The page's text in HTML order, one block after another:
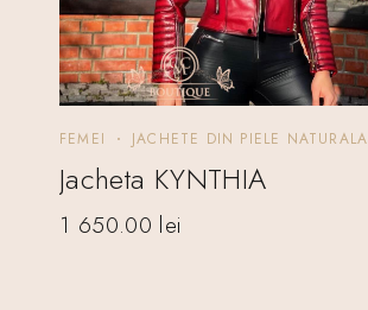
FEMEI JACHETE DIN PIELE NATURALA
Jacheta KYNTHIA
1 650.00 lei